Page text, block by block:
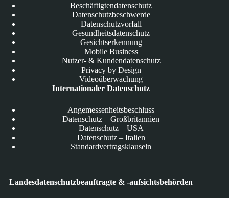
Beschäftigtendatenschutz
Datenschutzbeschwerde
Datenschutzvorfall
Gesundheitsdatenschutz
Gesichtserkennung
Mobile Business
Nutzer- & Kundendatenschutz
Privacy by Design
Videoüberwachung
Internationaler Datenschutz
Angemessenheitsbeschluss
Datenschutz – Großbritannien
Datenschutz – USA
Datenschutz – Italien
Standardvertragsklauseln
Landesdatenschutzbeauftragte & -aufsichtsbehörden